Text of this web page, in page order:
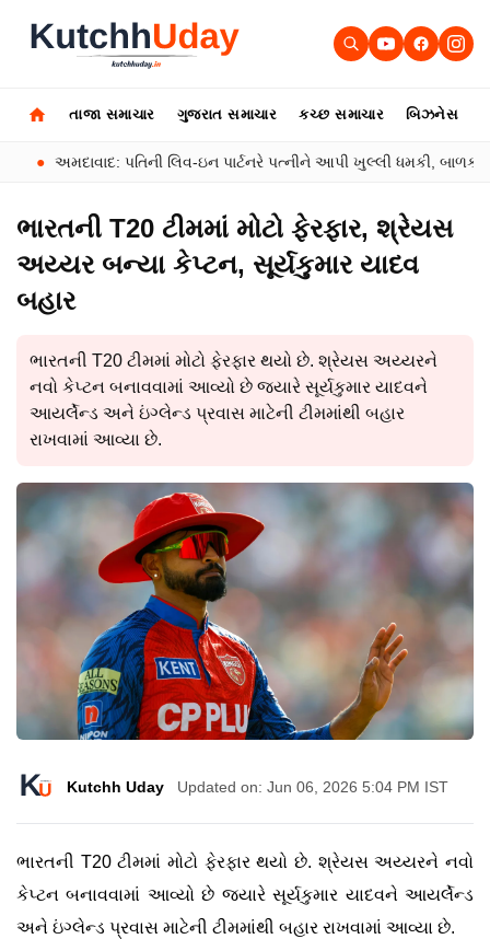
તાજા સમાચાર ગુજરાત સમાચાર કચ્છ સમાચાર બિઝનેસ
અમદાવાદ: પતિની લિવ-ઇન પાર્ટનરે પત્નીને આપી ખુલ્લી ધમકી, બાળકો અને
ભારતની T20 ટીમમાં મોટો ફેરફાર, શ્રેયસ
અય્યર બન્યા કેપ્ટન, સૂર્યકુમાર યાદવ
બહાર
ભારતની T20 ટીમમાં મોટો ફેરફાર થયો છે. શ્રેયસ અય્યરને
નવો કેપ્ટન બનાવવામાં આવ્યો છે જ્યારે સૂર્યકુમાર યાદવને
આયર્લેન્ડ અને ઇંગ્લેન્ડ પ્રવાસ માટેની ટીમમાંથી બહાર
રાખવામાં આવ્યા છે.
Kutchh Uday Updated on: Jun 06, 2026 5:04 PM IST
ભારતની T20 ટીમમાં મોટો ફેરફાર થયો છે. શ્રેયસ અય્યરને નવો
કેપ્ટન બનાવવામાં આવ્યો છે જ્યારે સૂર્યકુમાર યાદવને આયર્લેન્ડ
અને ઇંગ્લેન્ડ પ્રવાસ માટેની ટીમમાંથી બહાર રાખવામાં આવ્યા છે.